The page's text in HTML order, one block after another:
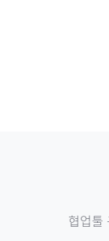
협업툴